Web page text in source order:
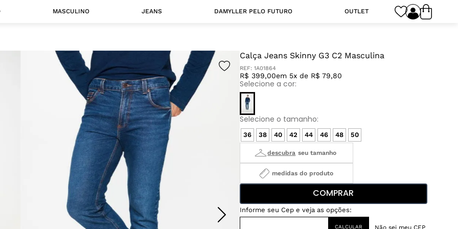
MASCULINO JEANS DAMYLLER PELO FUTURO OUTLET
Calça Jeans Skinny G3 C2 Masculina
REF: 1A01864
R$ 399,00em 5x de R$ 79,80
36 38 40 42 44 46 48 50
medidas do produto
COMPRAR
Não sei meu CEP